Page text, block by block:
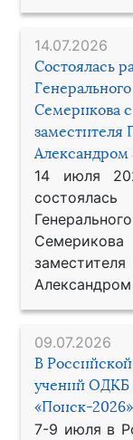
14.07.2026
Состоялась
Семерикова
заместителя
14 июля
09.07.2026
В
учений ОДКБ
«Поиск-
7-9 июля в